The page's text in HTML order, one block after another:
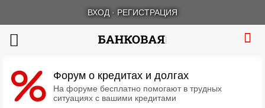
ВХОД · РЕГИСТРАЦИЯ
Форум о кредитах и долгах
На форуме бесплатно помогают в трудных
ситуациях с вашими кредитами